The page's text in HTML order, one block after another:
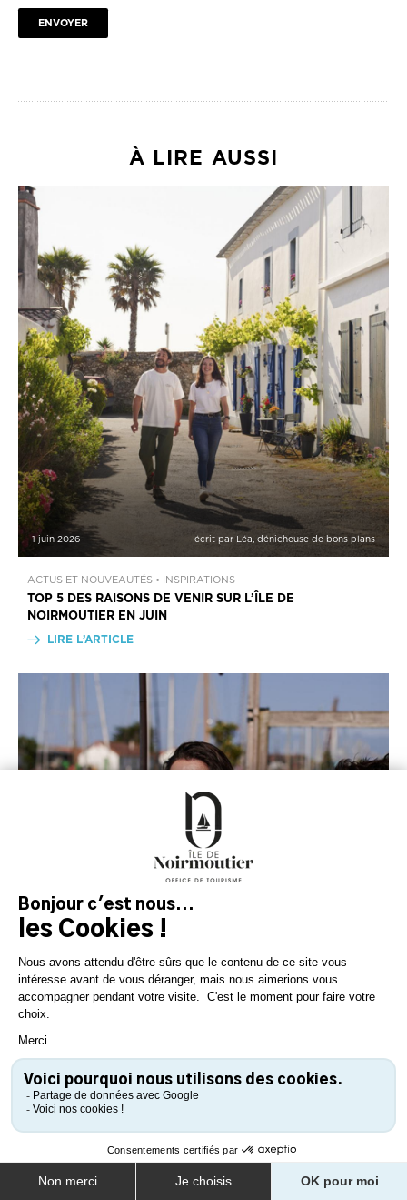
ENVOYER
À LIRE AUSSI
1 juin 2026 écrit par Léa, dénicheuse de bons plans
ACTUS ET NOUVEAUTÉS • INSPIRATIONS
TOP 5 DES RAISONS DE VENIR SUR L’ÎLE DE
NOIRMOUTIER EN JUIN
LIRE L’ARTICLE
VOS COUPS DE CŒUR CET ÉTÉ SUR L’ÎLE DE
NOIRMOUTIER